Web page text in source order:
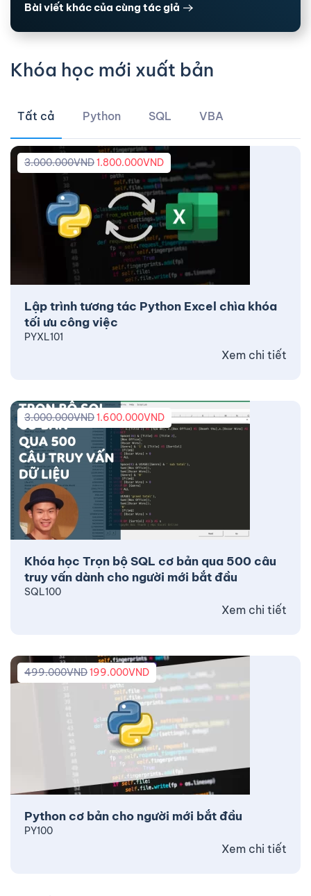
Bài viết khác của cùng tác giả
Khóa học mới xuất bản
Tất cả Python SQL VBA
Lập trình tương tác Python Excel chìa khóa
tối ưu công việc
3.000.000VND1.800.000VND
PYXL101
Xem chi tiết
Khóa học Trọn bộ SQL cơ bản qua 500 câu
truy vấn dành cho người mới bắt đầu
3.000.000VND1.600.000VND
SQL100
Xem chi tiết
Python cơ bản cho người mới bắt đầu
499.000VND199.000VND
PY100
Xem chi tiết